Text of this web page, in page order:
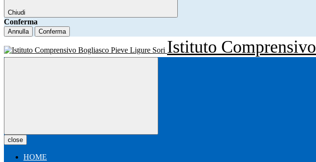
Chiudi
Conferma
Annulla Conferma
Istituto Comprensivo
close
HOME